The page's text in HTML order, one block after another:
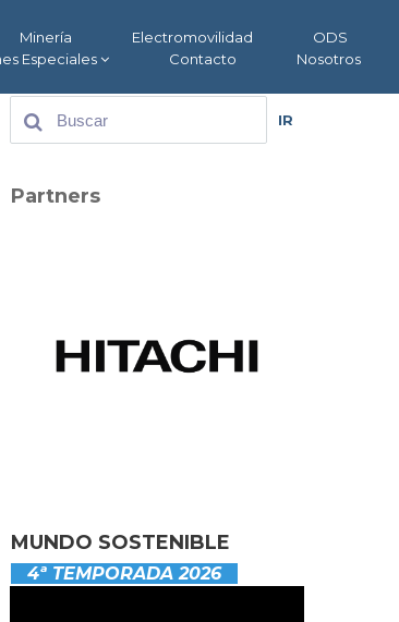
Minería Electromovilidad
ODS
Especiales Contacto
Nosotros
IR
Partners
MUNDO SOSTENIBLE
4ª TEMPORADA 2026